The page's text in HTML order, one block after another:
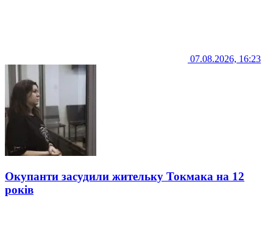
07.08.2026, 16:23
Окупанти засудили жительку Токмака на 12
років